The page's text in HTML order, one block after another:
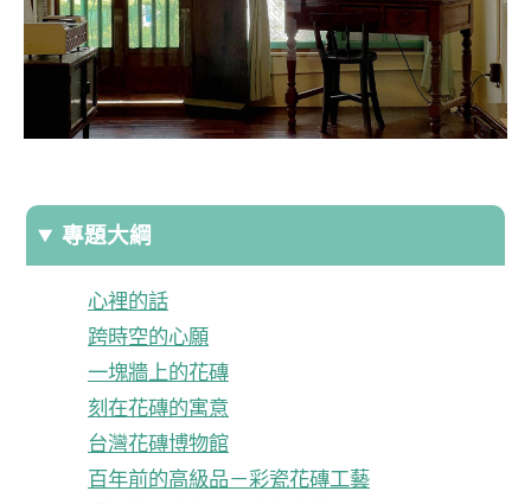
專題大綱
心裡的話
跨時空的心願
一塊牆上的花磚
刻在花磚的寓意
台灣花磚博物館
百年前的高級品－彩瓷花磚工藝